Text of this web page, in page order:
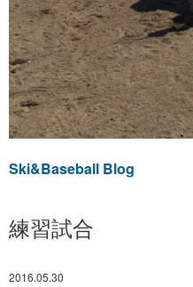
Ski&Baseball Blog
練習試合
2016.05.30